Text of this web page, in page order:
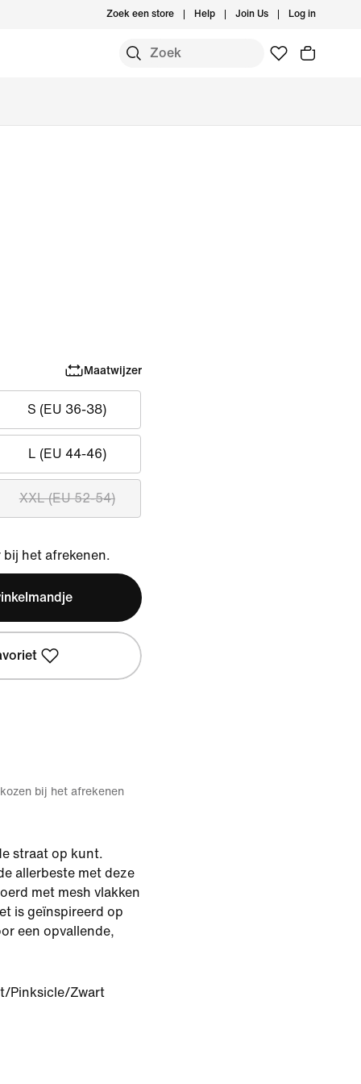
Zoek een store Help Join Us Log in
Maatwijzer
S (EU 36-38)
L (EU 44-46)
XXL (EU 52-54)
het afrekenen.
bij het afrekenen
straat op kunt.
allerbeste met deze
met mesh vlakken
is geïnspireerd op
een opvallende,
Pinksicle/Zwart